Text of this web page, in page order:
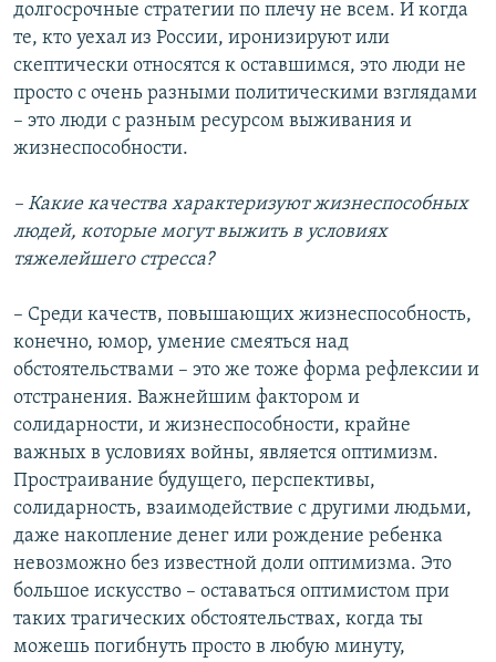
долгосрочные стратегии по плечу не всем. И когда
те, кто уехал из России, иронизируют или
скептически относятся к оставшимся, это люди не
просто с очень разными политическими взглядами
– это люди с разным ресурсом выживания и
жизнеспособности.
– Какие качества характеризуют жизнеспособных
людей, которые могут выжить в условиях
тяжелейшего стресса?
– Среди качеств, повышающих жизнеспособность,
конечно, юмор, умение смеяться над
обстоятельствами – это же тоже форма рефлексии и
отстранения. Важнейшим фактором и
солидарности, и жизнеспособности, крайне
важных в условиях войны, является оптимизм.
Простраивание будущего, перспективы,
солидарность, взаимодействие с другими людьми,
даже накопление денег или рождение ребенка
невозможно без известной доли оптимизма. Это
большое искусство – оставаться оптимистом при
таких трагических обстоятельствах, когда ты
можешь погибнуть просто в любую минуту,